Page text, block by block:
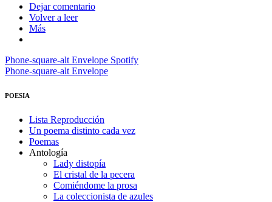
Dejar comentario
Volver a leer
Más
Phone-square-alt Envelope Spotify
Phone-square-alt Envelope
POESIA
Lista Reproducción
Un poema distinto cada vez
Poemas
Antología
Lady distopía
El cristal de la pecera
Comiéndome la prosa
La coleccionista de azules